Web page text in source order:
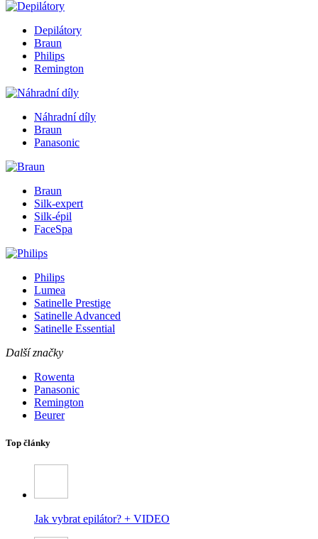
Depilátory
Braun
Philips
Remington
Náhradní díly
Braun
Panasonic
Braun
Silk-expert
Silk-épil
FaceSpa
Philips
Lumea
Satinelle Prestige
Satinelle Advanced
Satinelle Essential
Další značky
Rowenta
Panasonic
Remington
Beurer
Top články
Jak vybrat epilátor? + VIDEO